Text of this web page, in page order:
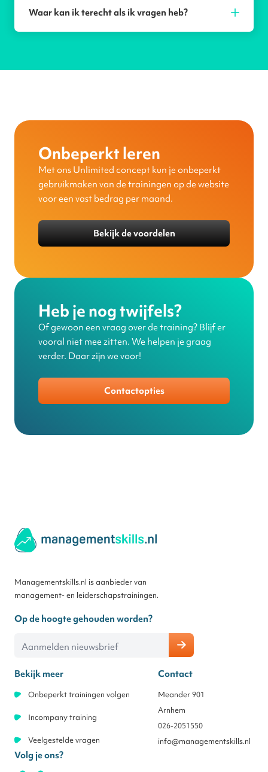
Waar kan ik terecht als ik vragen heb?
Onbeperkt leren
Met ons Unlimited concept kun je onbeperkt
gebruikmaken van de trainingen op de website
voor een vast bedrag per maand.
Bekijk de voordelen
Heb je nog twijfels?
Of gewoon een vraag over de training? Blijf er
vooral niet mee zitten. We helpen je graag
verder. Daar zijn we voor!
Contactopties
Bekijk meer
Onbeperkt trainingen volgen
Incompany training
Veelgestelde vragen
Contact
Meander 901
Arnhem
026-2051550
info@managementskills.nl
Volg je ons?
Managementskills.nl is aanbieder van
management- en leiderschapstrainingen.
Op de hoogte gehouden worden?